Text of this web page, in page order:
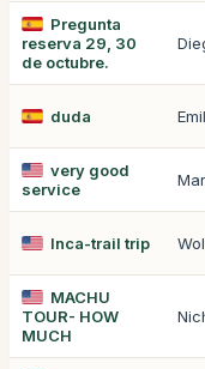
Pregunta
reserva 29, 30
de octubre.
duda
very good
service
Inca-trail trip
MACHU
TOUR- HOW
MUCH